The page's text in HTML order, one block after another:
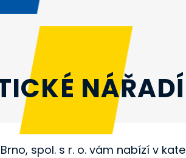
NÁŘADÍ
spol. s r. o. vám nabízí v